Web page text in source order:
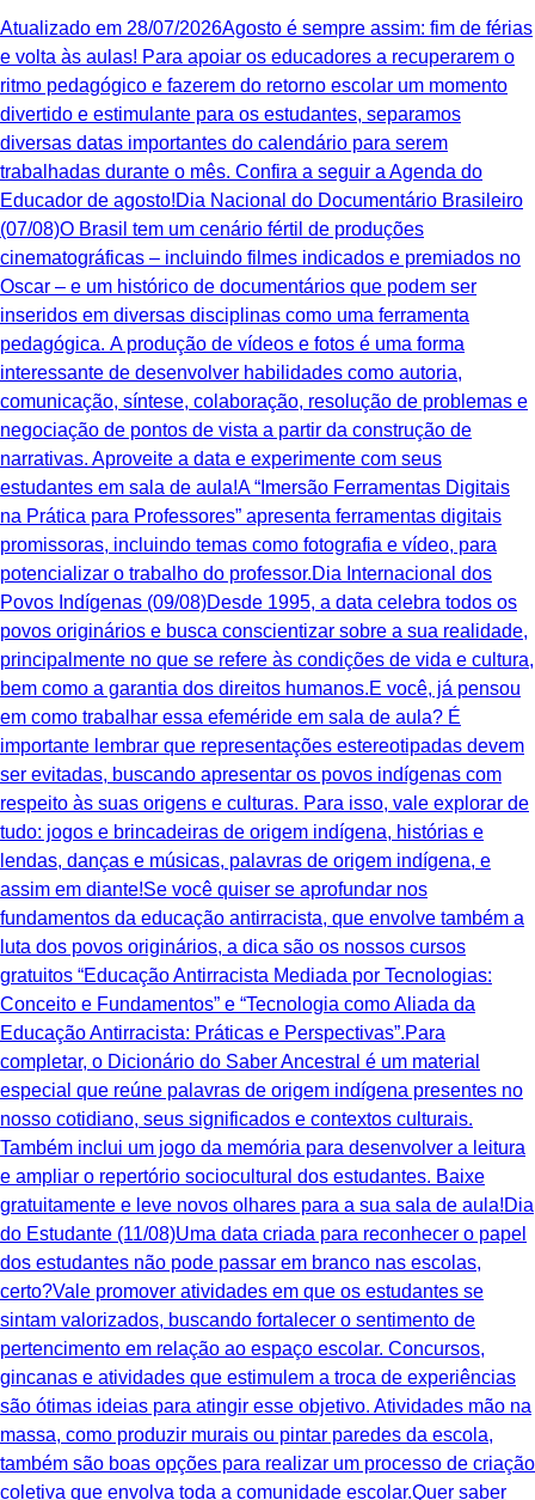
Atualizado em 28/07/2026Agosto é sempre assim: fim de férias
e volta às aulas! Para apoiar os educadores a recuperarem o
ritmo pedagógico e fazerem do retorno escolar um momento
divertido e estimulante para os estudantes, separamos
diversas datas importantes do calendário para serem
trabalhadas durante o mês. Confira a seguir a Agenda do
Educador de agosto!Dia Nacional do Documentário Brasileiro
(07/08)O Brasil tem um cenário fértil de produções
cinematográficas – incluindo filmes indicados e premiados no
Oscar – e um histórico de documentários que podem ser
inseridos em diversas disciplinas como uma ferramenta
pedagógica. A produção de vídeos e fotos é uma forma
interessante de desenvolver habilidades como autoria,
comunicação, síntese, colaboração, resolução de problemas e
negociação de pontos de vista a partir da construção de
narrativas. Aproveite a data e experimente com seus
estudantes em sala de aula!A “Imersão Ferramentas Digitais
na Prática para Professores” apresenta ferramentas digitais
promissoras, incluindo temas como fotografia e vídeo, para
potencializar o trabalho do professor.Dia Internacional dos
Povos Indígenas (09/08)Desde 1995, a data celebra todos os
povos originários e busca conscientizar sobre a sua realidade,
principalmente no que se refere às condições de vida e cultura,
bem como a garantia dos direitos humanos.E você, já pensou
em como trabalhar essa efeméride em sala de aula? É
importante lembrar que representações estereotipadas devem
ser evitadas, buscando apresentar os povos indígenas com
respeito às suas origens e culturas. Para isso, vale explorar de
tudo: jogos e brincadeiras de origem indígena, histórias e
lendas, danças e músicas, palavras de origem indígena, e
assim em diante!Se você quiser se aprofundar nos
fundamentos da educação antirracista, que envolve também a
luta dos povos originários, a dica são os nossos cursos
gratuitos “Educação Antirracista Mediada por Tecnologias:
Conceito e Fundamentos” e “Tecnologia como Aliada da
Educação Antirracista: Práticas e Perspectivas”.Para
completar, o Dicionário do Saber Ancestral é um material
especial que reúne palavras de origem indígena presentes no
nosso cotidiano, seus significados e contextos culturais.
Também inclui um jogo da memória para desenvolver a leitura
e ampliar o repertório sociocultural dos estudantes. Baixe
gratuitamente e leve novos olhares para a sua sala de aula!Dia
do Estudante (11/08)Uma data criada para reconhecer o papel
dos estudantes não pode passar em branco nas escolas,
certo?Vale promover atividades em que os estudantes se
sintam valorizados, buscando fortalecer o sentimento de
pertencimento em relação ao espaço escolar. Concursos,
gincanas e atividades que estimulem a troca de experiências
são ótimas ideias para atingir esse objetivo. Atividades mão na
massa, como produzir murais ou pintar paredes da escola,
também são boas opções para realizar um processo de criação
coletiva que envolva toda a comunidade escolar.Quer saber